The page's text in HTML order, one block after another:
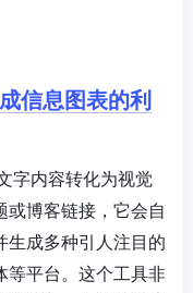
信息图表的利
字内容转化为视觉
或博客链接，它会自
生成多种引人注目的
等平台。这个工具非